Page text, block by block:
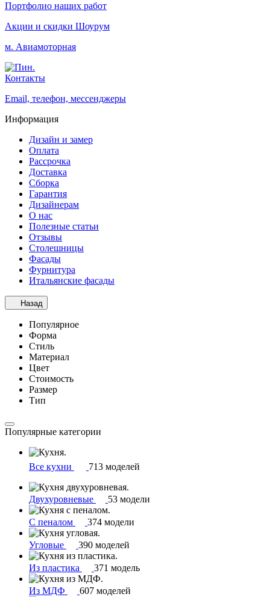
Портфолио наших работ
Акции и скидки Шоурум
м. Авиамоторная
Контакты
Email, телефон, мессенджеры
Информация
Дизайн и замер
Оплата
Рассрочка
Доставка
Сборка
Гарантия
Дизайнерам
О нас
Полезные статьи
Отзывы
Столешницы
Фасады
Фурнитура
Итальянские фасады
Назад
Популярное
Форма
Стиль
Материал
Цвет
Стоимость
Размер
Тип
Популярные категории
Все кухни 713 моделей
Двухуровневые 53 модели
С пеналом 374 модели
Угловые 390 моделей
Из пластика 371 модель
Из МДФ 607 моделей